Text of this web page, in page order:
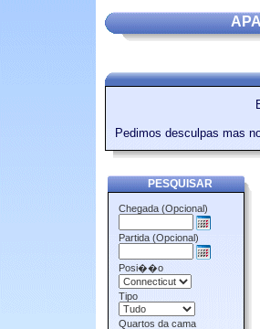
Pedimos desculpas mas
PESQUISAR
Chegada (Opcional)
Partida (Opcional)
Posi��o
Tipo
Quartos da cama